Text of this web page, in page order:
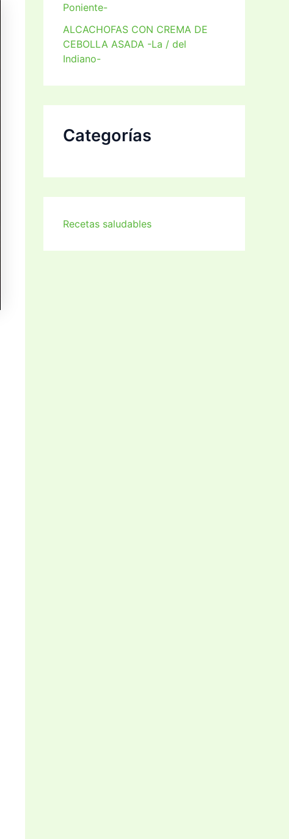
Poniente-
ALCACHOFAS CON CREMA DE
CEBOLLA ASADA -La / del
Indiano-
Categorías
Recetas saludables